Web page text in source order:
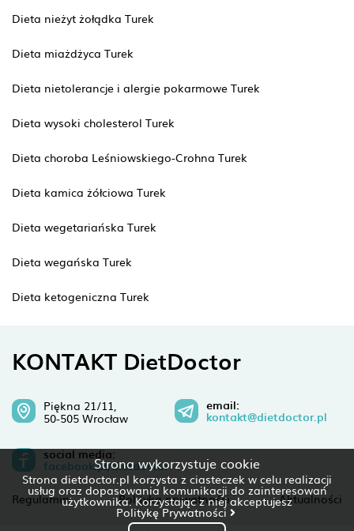
Strona wykorzystuje cookie
Strona dietdoctor.pl korzysta z ciasteczek w celu realizacji
usług oraz dopasowania komunikacji do zainteresowań
użytkownika. Korzystając z niej akceptujesz
Politykę Prywatności
Dieta nieżyt żołądka Turek
Dieta miażdżyca Turek
Dieta nietolerancje i alergie pokarmowe Turek
Dieta wysoki cholesterol Turek
Dieta choroba Leśniowskiego-Crohna Turek
Dieta kamica żółciowa Turek
Dieta wegetariańska Turek
Dieta wegańska Turek
Dieta ketogeniczna Turek
KONTAKT DietDoctor
Piękna 21/11,
50-505 Wrocław
email:
kontakt@dietdoctor.pl
social media:
facebook.pl/dietdoctor
Regulamin Polityka prywatności Aktualności